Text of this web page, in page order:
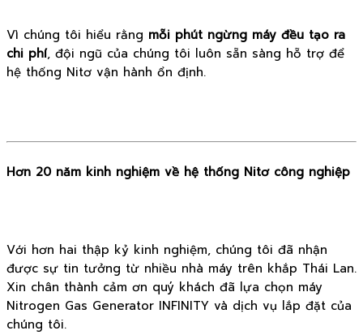
Vì chúng tôi hiểu rằng mỗi phút ngừng máy đều tạo ra
chi phí, đội ngũ của chúng tôi luôn sẵn sàng hỗ trợ để
hệ thống Nitơ vận hành ổn định.
Hơn 20 năm kinh nghiệm về hệ thống Nitơ công nghiệp
Với hơn hai thập kỷ kinh nghiệm, chúng tôi đã nhận
được sự tin tưởng từ nhiều nhà máy trên khắp Thái Lan.
Xin chân thành cảm ơn quý khách đã lựa chọn máy
Nitrogen Gas Generator INFINITY và dịch vụ lắp đặt của
chúng tôi.